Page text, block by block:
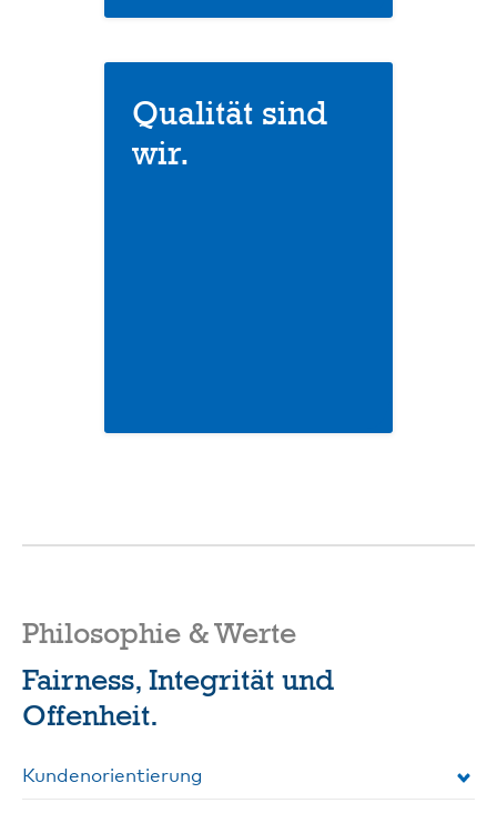
Qualität sind
wir.
Philosophie & Werte
Fairness, Integrität und
Offenheit.
Kundenorientierung